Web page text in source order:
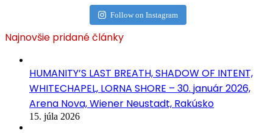
Follow on Instagram
Najnovšie pridané články
HUMANITY’S LAST BREATH, SHADOW OF INTENT,
WHITECHAPEL, LORNA SHORE – 30. január 2026,
Arena Nova, Wiener Neustadt, Rakúsko
15. júla 2026